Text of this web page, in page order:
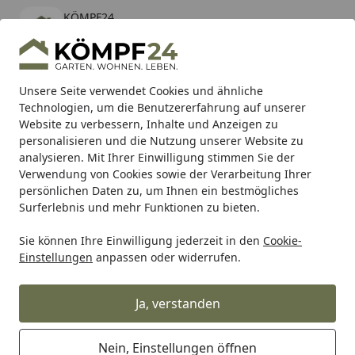
Unsere Seite verwendet Cookies und ähnliche
Technologien, um die Benutzererfahrung auf unserer
Website zu verbessern, Inhalte und Anzeigen zu
personalisieren und die Nutzung unserer Website zu
analysieren. Mit Ihrer Einwilligung stimmen Sie der
Verwendung von Cookies sowie der Verarbeitung Ihrer
persönlichen Daten zu, um Ihnen ein bestmögliches
Surferlebnis und mehr Funktionen zu bieten.
Sie können Ihre Einwilligung jederzeit in den Cookie-
Einstellungen anpassen oder widerrufen.
Ja, verstanden
Nein, Einstellungen öffnen
KÖMPF24
kostenlos - Im App Store
Hotline
Alle Produkte
Mein Konto
Suchen
Karibu Pools inkl. gratis Sandfilteranlage & Pool-
Starterset (Gesamtwert bis 468,99€)
Startseite
Vicma Vicma Lenkerspiegel Vicma Spiegel linksanbau,
Vicma Spiegel linksanbau, M8
(Rechtsgewinde)